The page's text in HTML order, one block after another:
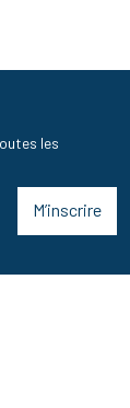
les
M’inscrire